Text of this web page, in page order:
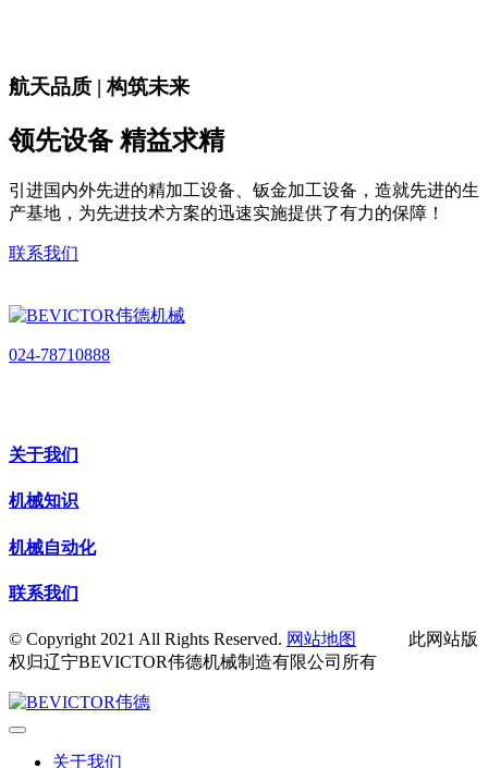
航天品质 | 构筑未来
领先设备 精益求精
引进国内外先进的精加工设备、钣金加工设备，造就先进的生
产基地，为先进技术方案的迅速实施提供了有力的保障！
联系我们
024-78710888
关于我们
机械知识
机械自动化
联系我们
© Copyright 2021 All Rights Reserved. 网站地图
此网站版
权归辽宁BEVICTOR伟德机械制造有限公司所有
关于我们